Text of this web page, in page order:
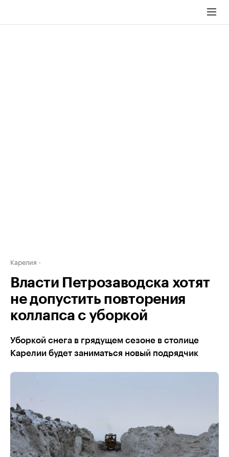
Карелия
Власти Петрозаводска хотят
не допустить повторения
коллапса с уборкой
Уборкой снега в грядущем сезоне в столице
Карелии будет заниматься новый подрядчик